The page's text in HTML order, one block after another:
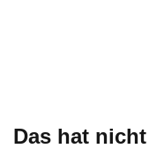
Das hat